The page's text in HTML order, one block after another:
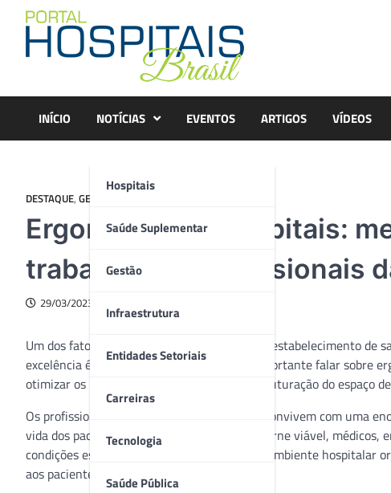
content
INÍCIO NOTÍCIAS
Hospitais
Saúde Suplementar
Gestão
Infraestrutura
Entidades Setoriais
Carreiras
Tecnologia
Saúde Pública
EVENTOS ARTIGOS VÍDEOS
DESTAQUE, GESTÃO
Ergonomia em hospitais:
trabalho aos profissionais
29/03/2023
Um dos fatores preponderantes para que um estabelecimento de
excelência é a organização. Por isso é tão importante falar sobre
otimizar os recursos a partir de uma boa estruturação do espaço
Os profissionais que atuam em um hospital convivem com uma
vida dos pacientes. Para que essa tarefa se torne viável,
condições estruturais e organizacionais. Um ambiente hospitalar
aos pacientes.